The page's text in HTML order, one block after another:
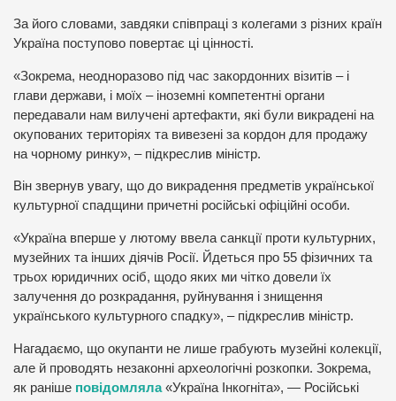
За його словами, завдяки співпраці з колегами з різних країн
Україна поступово повертає ці цінності.
«Зокрема, неодноразово під час закордонних візитів – і
глави держави, і моїх – іноземні компетентні органи
передавали нам вилучені артефакти, які були викрадені на
окупованих територіях та вивезені за кордон для продажу
на чорному ринку», – підкреслив міністр.
Він звернув увагу, що до викрадення предметів української
культурної спадщини причетні російські офіційні особи.
«Україна вперше у лютому ввела санкції проти культурних,
музейних та інших діячів Росії. Йдеться про 55 фізичних та
трьох юридичних осіб, щодо яких ми чітко довели їх
залучення до розкрадання, руйнування і знищення
українського культурного спадку», – підкреслив міністр.
Нагадаємо, що окупанти не лише грабують музейні колекції,
але й проводять незаконні археологічні розкопки. Зокрема,
як раніше повідомляла «Україна Інкогніта», — Російські